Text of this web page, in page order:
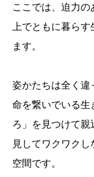
ここでは、迫力
上でともに暮らす
ます。
姿かたちは全く違
命を繋いでいる生
ろ」を見つけて
見してワクワク
空間です。